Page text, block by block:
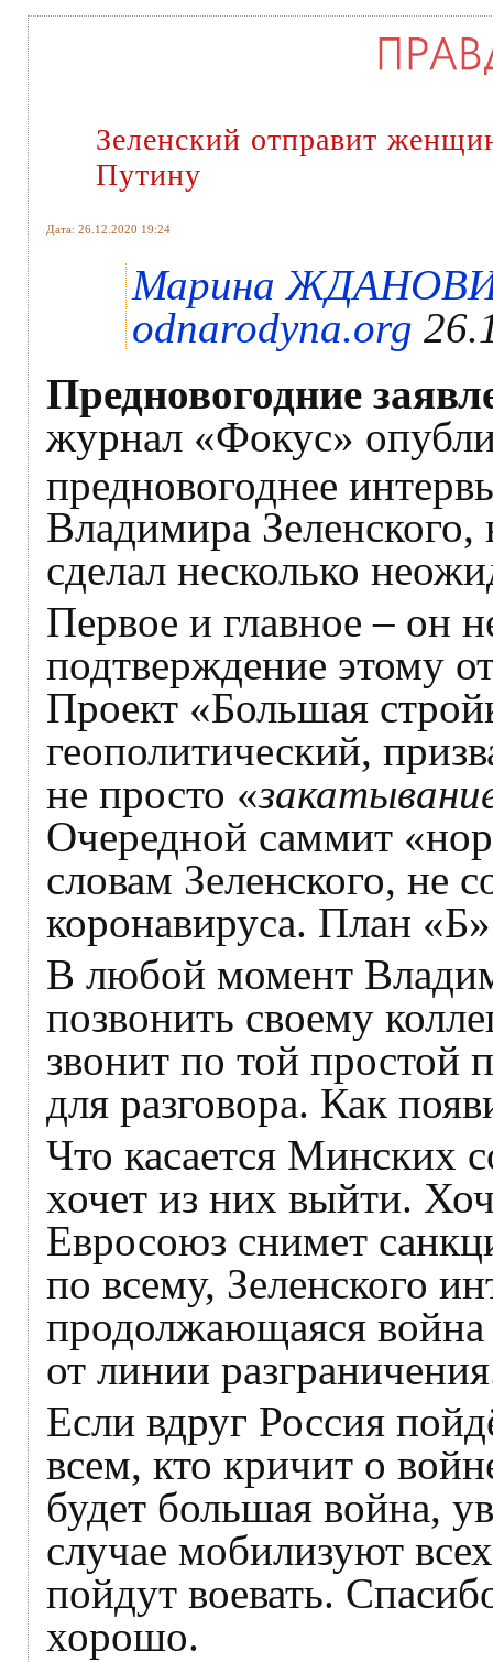
Зеленский отправит
Путину
Дата: 26.12.2020 19:24
Марина
odnarodyna.org
Предновогодние
журнал «Фокус»
предновогоднее
Владимира Зеленского,
сделал несколько
Первое и главное – он
подтверждение этому
Проект «Большая
геополитический,
не просто «
Очередной саммит
словам Зеленского, не
коронавируса. План
В любой момент
позвонить своему
звонит по той простой
для разговора. Как
Что касается Минских
хочет из них выйти.
Евросоюз снимет
по всему, Зеленского
продолжающаяся
от линии
Если вдруг Россия
всем, кто кричит о
будет большая война,
случае мобилизуют
пойдут воевать.
хорошо.